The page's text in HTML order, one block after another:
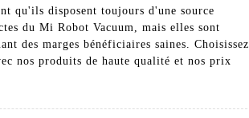
qu'ils disposent toujours d'une source
du Mi Robot Vacuum, mais elles sont
des marges bénéficiaires saines. Choisissez
nos produits de haute qualité et nos prix